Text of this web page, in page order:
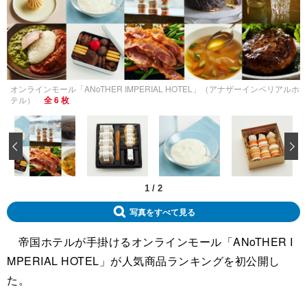
オンラインモール「ANoTHER IMPERIAL HOTEL」（アナザーインペリアルホ
テル）
全 6 枚
1 / 2
‹
写真をすべて見る
帝国ホテルが手掛けるオンラインモール「ANoTHER I
MPERIAL HOTEL」が人気商品ランキングを初公開し
た。